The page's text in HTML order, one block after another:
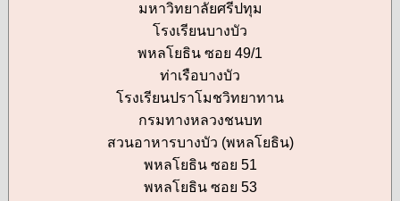
มหาวิทยาลัยศรีปทุม
โรงเรียนบางบัว
พหลโยธิน ซอย 49/1
ท่าเรือบางบัว
โรงเรียนปราโมชวิทยาทาน
กรมทางหลวงชนบท
สวนอาหารบางบัว (พหลโยธิน)
พหลโยธิน ซอย 51
พหลโยธิน ซอย 53